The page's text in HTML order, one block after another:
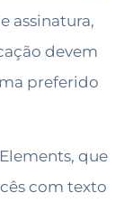
assinatura,
devem
preferido
que
com texto